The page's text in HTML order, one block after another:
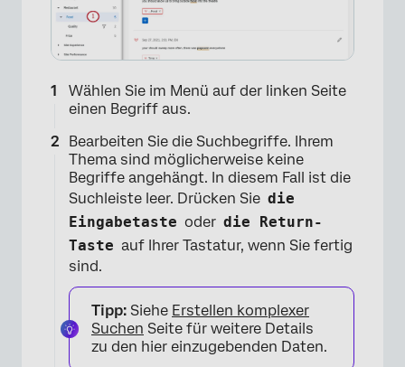
Wählen Sie im Menü auf der linken Seite
einen Begriff aus.
Bearbeiten Sie die Suchbegriffe. Ihrem
Thema sind möglicherweise keine
Begriffe angehängt. In diesem Fall ist die
Suchleiste leer. Drücken Sie die
Eingabetaste oder die Return-
Taste auf Ihrer Tastatur, wenn Sie fertig
sind.
Tipp: Siehe Erstellen komplexer
Suchen Seite für weitere Details
zu den hier einzugebenden Daten.